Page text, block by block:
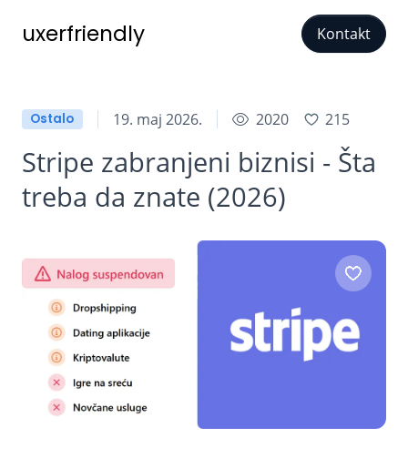
uxerfriendly Kontakt
Ostalo 19. maj 2026. 2020 215
Stripe zabranjeni biznisi - Šta
treba da znate (2026)